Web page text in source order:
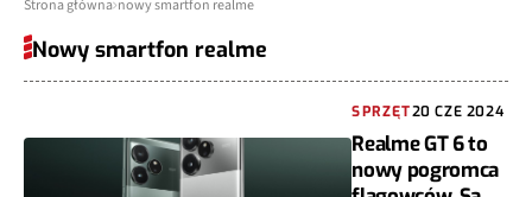
Strona główna nowy smartfon realme
Nowy smartfon realme
SPRZĘT20 CZE 2024
Realme GT 6 to
nowy pogromca